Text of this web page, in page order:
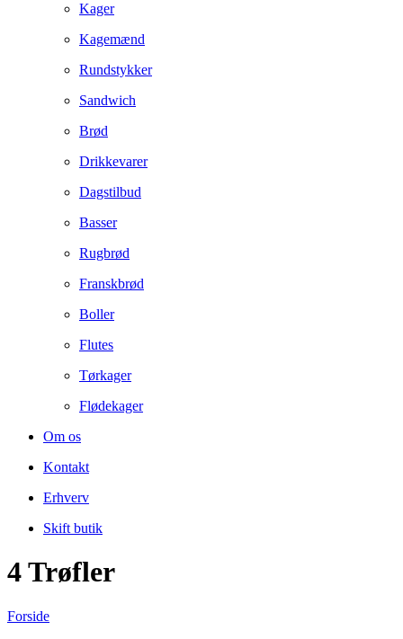
Kager
Kagemænd
Rundstykker
Sandwich
Brød
Drikkevarer
Dagstilbud
Basser
Rugbrød
Franskbrød
Boller
Flutes
Tørkager
Flødekager
Om os
Kontakt
Erhverv
Skift butik
4 Trøfler
Forside